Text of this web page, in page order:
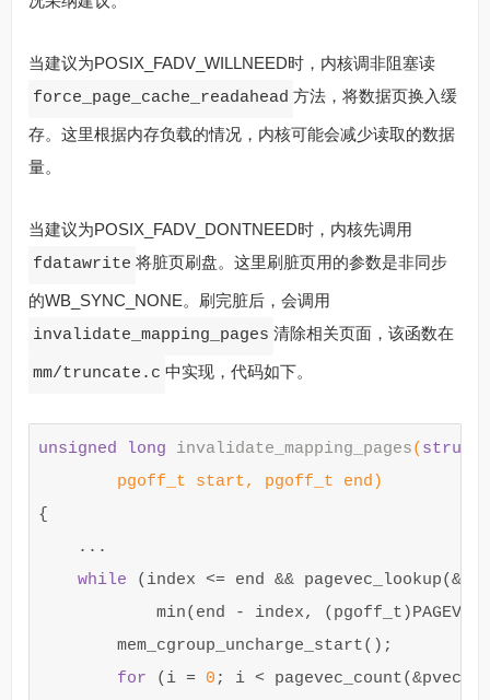
当建议为POSIX_FADV_WILLNEED时，内核调非阻塞读
force_page_cache_readahead 方法，将数据页换入缓
存。这里根据内存负载的情况，内核可能会减少读取的数据
量。
当建议为POSIX_FADV_DONTNEED时，内核先调用
fdatawrite 将脏页刷盘。这里刷脏页用的参数是非同步
的WB_SYNC_NONE。刷完脏后，会调用
invalidate_mapping_pages 清除相关页面，该函数在
mm/truncate.c 中实现，代码如下。
unsigned long invalidate_mapping_pages( struct
pgoff_t
start, pgoff_t end )
{
...
while
( index <= end && pagevec_lookup(&
min( end - index, ( pgoff_t )
mem_cgroup_uncharge_start();
for
( i = 0 ; i < pagevec_count(&pvec